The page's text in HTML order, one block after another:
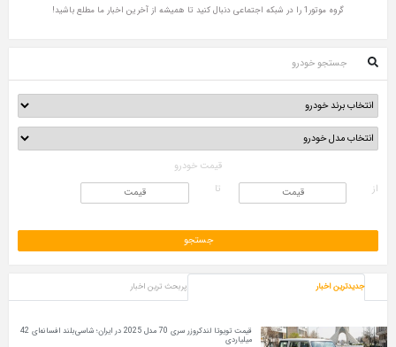
گروه موتور1 را در شبکه اجتماعی دنبال کنید تا همیشه از آخرین اخبار ما مطلع باشید!
جستجو خودرو
قیمت خودرو
از
تا
جدیدترین اخبار پربحث ترین اخبار
قیمت تویوتا لندکروزر سری 70 مدل 2025 در ایران؛ شاسی‌بلند افسانه‌ای 42
میلیاردی